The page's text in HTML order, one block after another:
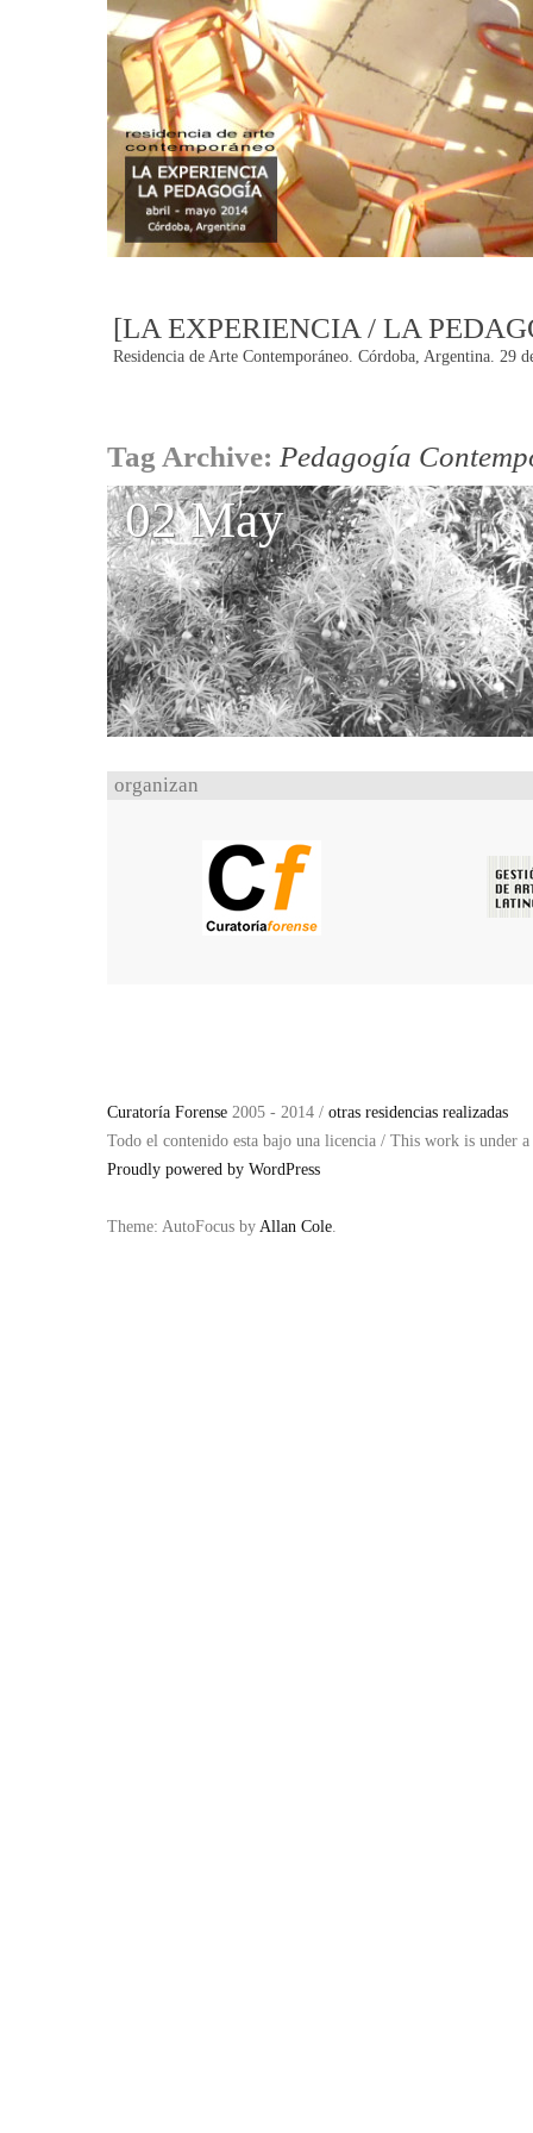
[LA EXPERIENCIA / LA
Residencia de Arte Contemporáneo. Córdoba, Argentina. 29
Post
navigation
Tag Archive: Pedagogía
02 May
organizan
Curatoría Forense 2005 - 2014 / otras residencias realizadas
Todo el contenido esta bajo una licencia / This work is under a
Proudly powered by WordPress
Theme: AutoFocus by Allan Cole.